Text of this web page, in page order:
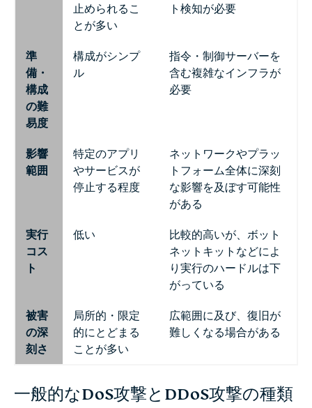
止められるこ
とが多い
ト検知が必要
準
備・
構成
の難
易度
構成がシンプ
ル
指令・制御サーバーを
含む複雑なインフラが
必要
影響
範囲
特定のアプリ
やサービスが
停止する程度
ネットワークやプラッ
トフォーム全体に深刻
な影響を及ぼす可能性
がある
実行
コス
ト
低い
比較的高いが、ボット
ネットキットなどによ
り実行のハードルは下
がっている
被害
の深
刻さ
局所的・限定
的にとどまる
ことが多い
広範囲に及び、復旧が
難しくなる場合がある
一般的なDoS攻撃とDDoS攻撃の種類